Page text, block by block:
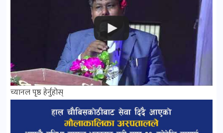
च्यानल पृष्ठ हेर्नुहोस्